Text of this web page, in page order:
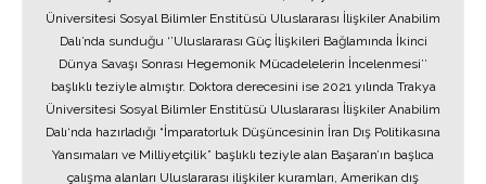
Üniversitesi Sosyal Bilimler Enstitüsü Uluslararası İlişkiler Anabilim
Dalı’nda sunduğu ‘’Uluslararası Güç İlişkileri Bağlamında İkinci
Dünya Savaşı Sonrası Hegemonik Mücadelelerin İncelenmesi’’
başlıklı teziyle almıştır. Doktora derecesini ise 2021 yılında Trakya
Üniversitesi Sosyal Bilimler Enstitüsü Uluslararası İlişkiler Anabilim
Dalı‘nda hazırladığı “İmparatorluk Düşüncesinin İran Dış Politikasına
Yansımaları ve Milliyetçilik” başlıklı teziyle alan Başaran’ın başlıca
çalışma alanları Uluslararası ilişkiler kuramları, Amerikan dış